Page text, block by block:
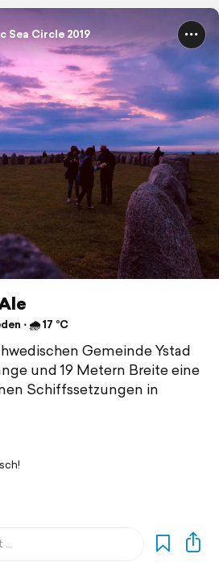
Sea Circle 2019
⋅ 🌧 17 °C
Gemeinde Ystad
und 19 Metern Breite eine
Schiffssetzungen in